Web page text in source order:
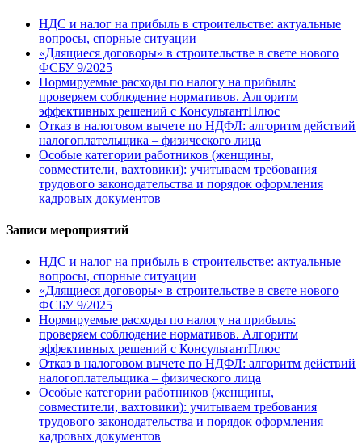
НДС и налог на прибыль в строительстве: актуальные
вопросы, спорные ситуации
«Длящиеся договоры» в строительстве в свете нового
ФСБУ 9/2025
Нормируемые расходы по налогу на прибыль:
проверяем соблюдение нормативов. Алгоритм
эффективных решений с КонсультантПлюс
Отказ в налоговом вычете по НДФЛ: алгоритм действий
налогоплательщика – физического лица
Особые категории работников (женщины,
совместители, вахтовики): учитываем требования
трудового законодательства и порядок оформления
кадровых документов
Записи мероприятий
НДС и налог на прибыль в строительстве: актуальные
вопросы, спорные ситуации
«Длящиеся договоры» в строительстве в свете нового
ФСБУ 9/2025
Нормируемые расходы по налогу на прибыль:
проверяем соблюдение нормативов. Алгоритм
эффективных решений с КонсультантПлюс
Отказ в налоговом вычете по НДФЛ: алгоритм действий
налогоплательщика – физического лица
Особые категории работников (женщины,
совместители, вахтовики): учитываем требования
трудового законодательства и порядок оформления
кадровых документов